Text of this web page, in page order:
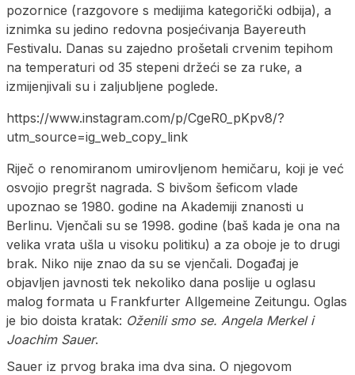
pozornice (razgovore s medijima kategorički odbija), a
iznimka su jedino redovna posjećivanja Bayereuth
Festivalu. Danas su zajedno prošetali crvenim tepihom
na temperaturi od 35 stepeni držeći se za ruke, a
izmijenjivali su i zaljubljene poglede.
https://www.instagram.com/p/CgeR0_pKpv8/?
utm_source=ig_web_copy_link
Riječ o renomiranom umirovljenom hemičaru, koji je već
osvojio pregršt nagrada. S bivšom šeficom vlade
upoznao se 1980. godine na Akademiji znanosti u
Berlinu. Vjenčali su se 1998. godine (baš kada je ona na
velika vrata ušla u visoku politiku) a za oboje je to drugi
brak. Niko nije znao da su se vjenčali. Događaj je
objavljen javnosti tek nekoliko dana poslije u oglasu
malog formata u Frankfurter Allgemeine Zeitungu. Oglas
je bio doista kratak: Oženili smo se. Angela Merkel i
Joachim Sauer.
Sauer iz prvog braka ima dva sina. O njegovom